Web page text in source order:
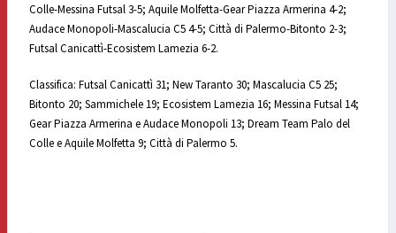
Colle-Messina Futsal 3-5; Aquile Molfetta-Gear Piazza Armerina 4-2;
Audace Monopoli-Mascalucia C5 4-5; Città di Palermo-Bitonto 2-3;
Futsal Canicattì-Ecosistem Lamezia 6-2.
Classifica: Futsal Canicattì 31; New Taranto 30; Mascalucia C5 25;
Bitonto 20; Sammichele 19; Ecosistem Lamezia 16; Messina Futsal 14;
Gear Piazza Armerina e Audace Monopoli 13; Dream Team Palo del
Colle e Aquile Molfetta 9; Città di Palermo 5.